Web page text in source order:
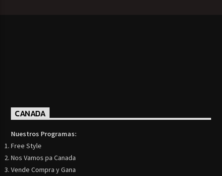
CANADA
Nuestros Programas:
Free Style
Nos Vamos pa Canada
Vende Compra y Gana